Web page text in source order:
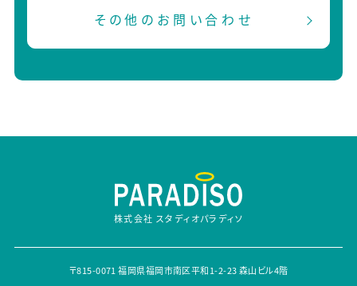
その他のお問い合わせ
株式会社 スタディオパラディソ
〒815-0071 福岡県福岡市南区平和1-2-23 森山ビル4階